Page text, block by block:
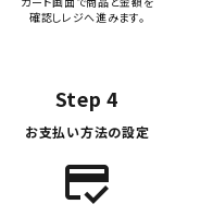
確認しレジへ進みます。
Step 4
お支払い方法の設定
credit_score